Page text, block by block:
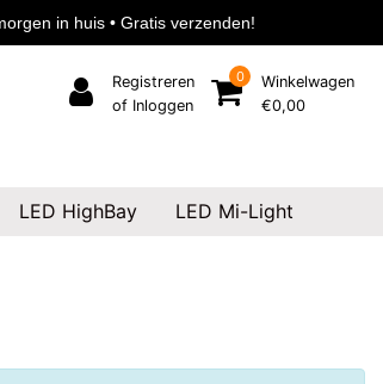
Registreren
of Inloggen
0
Winkelwagen
€0,00
LED HighBay LED Mi-Light
in huis • Gratis verzenden!